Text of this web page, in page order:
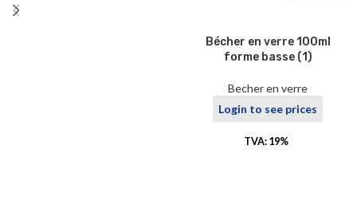
Bécher en verre 100ml
forme basse (1)
Becher en verre
Login to see prices
TVA: 19%